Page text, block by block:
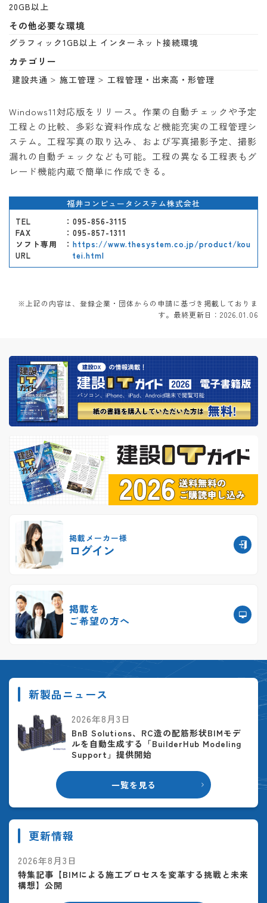
20GB以上
その他必要な環境
グラフィック1GB以上 インターネット接続環境
カテゴリー
建設共通 施工管理 工程管理・出来高・形管理
Windows11対応版をリリース。作業の自動チェックや予定
工程との比較、多彩な資料作成など機能充実の工程管理シ
ステム。工程写真の取り込み、および写真撮影予定、撮影
漏れの自動チェックなども可能。工程の異なる工程表もグ
レード機能内蔵で簡単に作成できる。
福井コンピュータシステム株式会社
TEL
：095-856-3115
FAX
：095-857-1311
ソフト専用
URL
： https://www.thesystem.co.jp/product/kou
tei.html
※上記の内容は、登録企業・団体からの申請に基づき掲載しておりま
す。最終更新日：2026.01.06
掲載メーカー様
ログイン
掲載を
ご希望の方へ
新製品ニュース
一覧を見る
2026年8月3日
BnB Solutions、RC造の配筋形状BIMモデ
ルを自動生成する「BuilderHub Modeling
Support」提供開始
更新情報
2026年8月3日
特集記事【BIMによる施工プロセスを変革する挑戦と未来
構想】公開